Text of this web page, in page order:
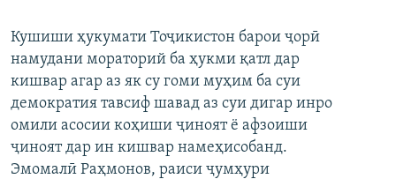
МЕҲМОНИ ОЗОДӢ
ВАРЗИШ
БЛОГИСТОН
ОЗОДӢ ОНЛАЙН
ЧАНДРАСОНАӢ
ВИДЕО
НИГОРИСТОН
ГУЗОРИШҲОИ РАДИОӢ
РӮЙХАТҲО
КИТОБҲОИ ОЗОДӢ
Русский
Кушиши ҳукумати Тоҷикистон барои ҷорӣ
намудани мораторий ба ҳукми қатл дар
кишвар агар аз як су гоми муҳим ба суи
демократия тавсиф шавад аз суи дигар инро
омили асосии коҳиши ҷиноят ё афзоиши
ҷиноят дар ин кишвар намеҳисобанд.
Эмомалӣ Раҳмонов, раиси ҷумҳури